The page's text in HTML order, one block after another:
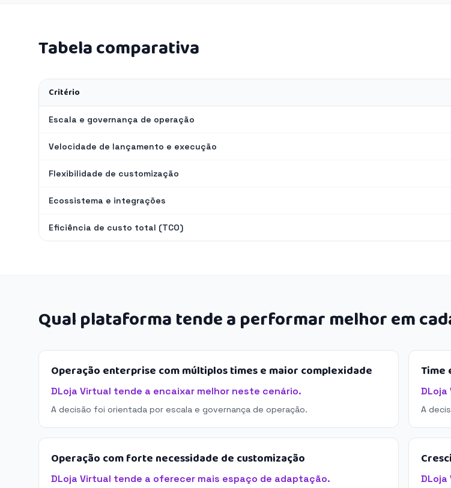
Tabela comparativa
Critério
Escala e governança de operação
Velocidade de lançamento e execução
Flexibilidade de customização
Ecossistema e integrações
Eficiência de custo total (TCO)
Qual plataforma tende a performar melhor em
Operação enterprise com múltiplos times e maior complexidade
DLoja Virtual tende a encaixar melhor neste cenário.
A decisão foi orientada por escala e governança de operação.
Time
A
Operação com forte necessidade de customização
DLoja Virtual tende a oferecer mais espaço de adaptação.